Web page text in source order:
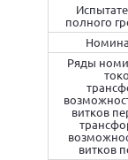
полного
Ряды
витков
витков